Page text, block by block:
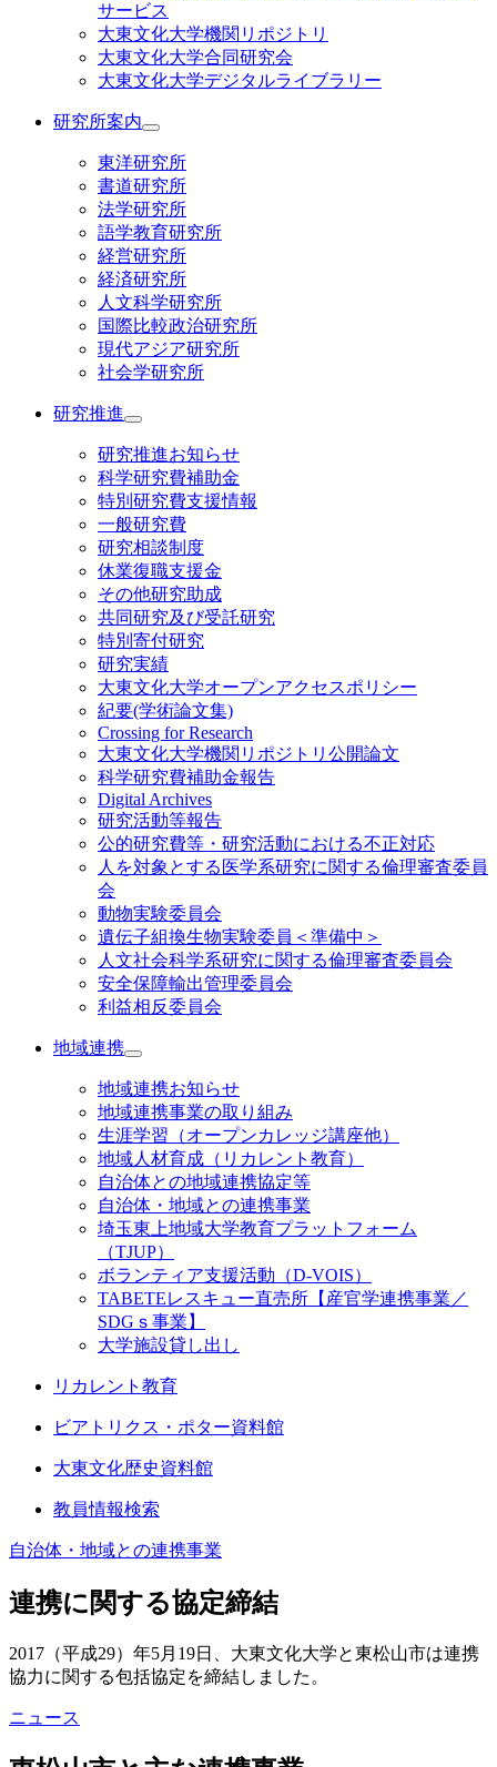
サービス
大東文化大学機関リポジトリ
大東文化大学合同研究会
大東文化大学デジタルライブラリー
研究所案内
東洋研究所
書道研究所
法学研究所
語学教育研究所
経営研究所
経済研究所
人文科学研究所
国際比較政治研究所
現代アジア研究所
社会学研究所
研究推進
研究推進お知らせ
科学研究費補助金
特別研究費支援情報
一般研究費
研究相談制度
休業復職支援金
その他研究助成
共同研究及び受託研究
特別寄付研究
研究実績
大東文化大学オープンアクセスポリシー
紀要(学術論文集)
Crossing for Research
大東文化大学機関リポジトリ公開論文
科学研究費補助金報告
Digital Archives
研究活動等報告
公的研究費等・研究活動における不正対応
人を対象とする医学系研究に関する倫理審査委員
会
動物実験委員会
遺伝子組換生物実験委員＜準備中＞
人文社会科学系研究に関する倫理審査委員会
安全保障輸出管理委員会
利益相反委員会
地域連携
地域連携お知らせ
地域連携事業の取り組み
生涯学習（オープンカレッジ講座他）
地域人材育成（リカレント教育）
自治体との地域連携協定等
自治体・地域との連携事業
埼玉東上地域大学教育プラットフォーム
（TJUP）
ボランティア支援活動（D-VOIS）
TABETEレスキュー直売所【産官学連携事業／
SDGｓ事業】
大学施設貸し出し
リカレント教育
ビアトリクス・ポター資料館
大東文化歴史資料館
教員情報検索
自治体・地域との連携事業
連携に関する協定締結
2017（平成29）年5月19日、大東文化大学と東松山市は連携
協力に関する包括協定を締結しました。
ニュース